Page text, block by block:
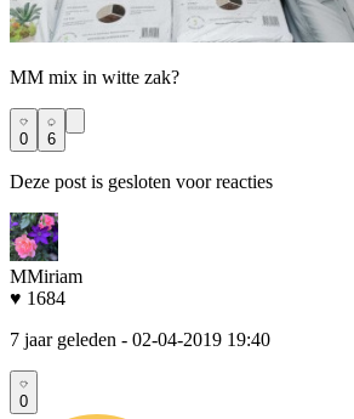
MM mix in witte zak?
0 6
Deze post is gesloten voor reacties
MMiriam
♥ 1684
7 jaar geleden - 02-04-2019 19:40
0